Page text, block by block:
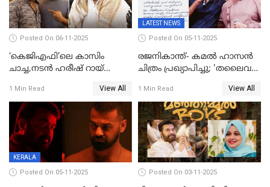
Posted On 06-11-2025
‘കെജിഎഫി’ലെ കാസിം
ചാച്ച,നടൻ ഹരീഷ് റായ്
1 Min Read View All
LATEST NEWS
Posted On 05-11-2025
രജനികാന്ത്- കമൽ ഹാസൻ
ചിത്രം പ്രഖ്യാപിച്ചു; 'തലൈവർ
1 Min Read View All
KERALA
Posted On 05-11-2025 Posted On 03-11-2025